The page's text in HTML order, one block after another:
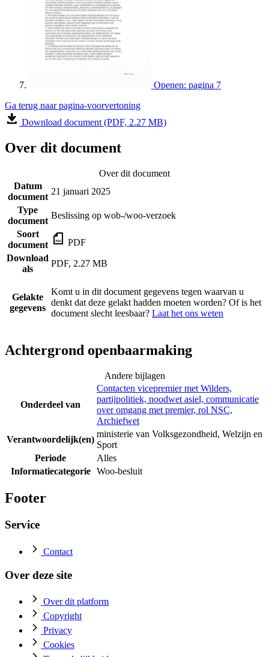
Openen: pagina 7
Ga terug naar pagina-voorvertoning
Download document (PDF, 2.27 MB)
Over dit document
Over dit document
Datum
document
21 januari 2025
Type
document
Beslissing op wob-/woo-verzoek
Soort
document
PDF
Download
als
PDF, 2.27 MB
Gelakte
gegevens
Komt u in dit document gegevens tegen waarvan u
denkt dat deze gelakt hadden moeten worden? Of is het
document slecht leesbaar? Laat het ons weten
Achtergrond openbaarmaking
Andere bijlagen
Onderdeel van
Contacten vicepremier met Wilders,
partijpolitiek, noodwet asiel, communicatie
over omgang met premier, rol NSC,
Archiefwet
Verantwoordelijk(en)
ministerie van Volksgezondheid, Welzijn en
Sport
Periode
Alles
Informatiecategorie
Woo-besluit
Footer
Service
Contact
Over deze site
Over dit platform
Copyright
Privacy
Cookies